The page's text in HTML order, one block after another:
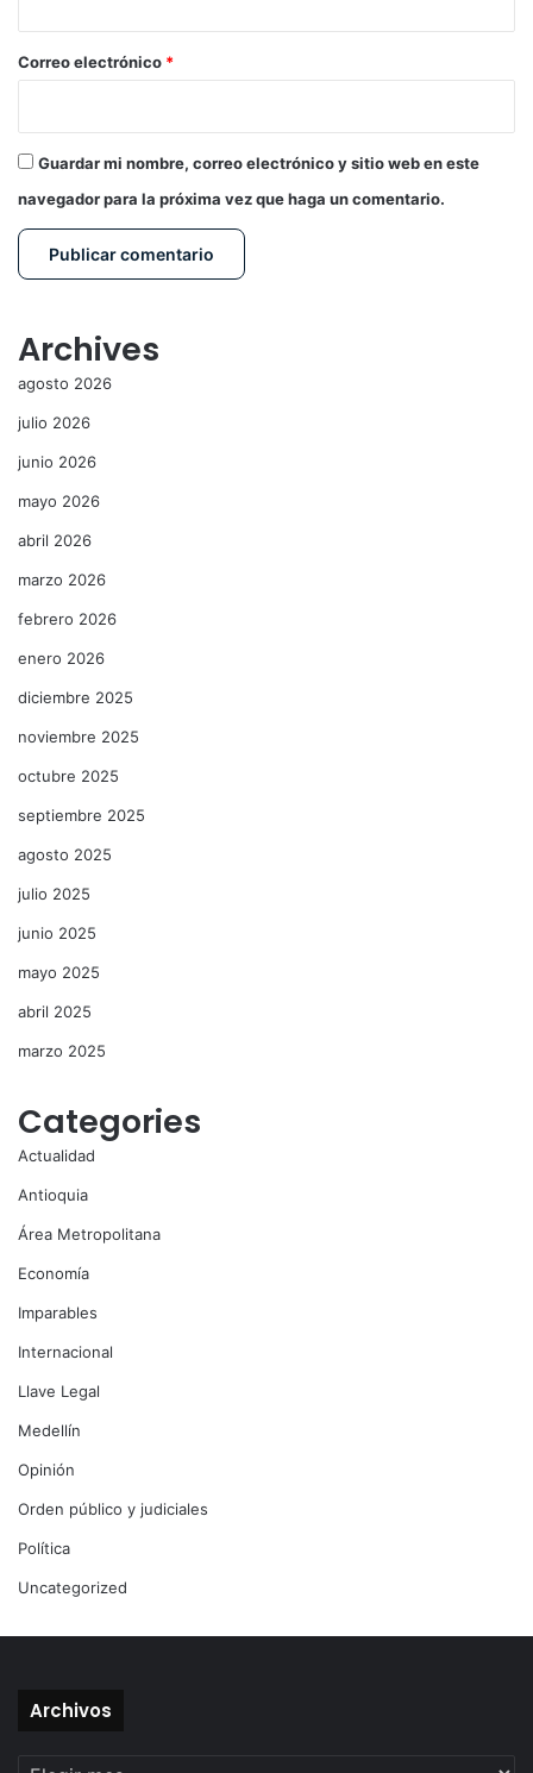
*
Correo electrónico *
Guardar mi nombre, correo electrónico y sitio web en este
navegador para la próxima vez que haga un comentario.
Archives
agosto 2026
julio 2026
junio 2026
mayo 2026
abril 2026
marzo 2026
febrero 2026
enero 2026
diciembre 2025
noviembre 2025
octubre 2025
septiembre 2025
agosto 2025
julio 2025
junio 2025
mayo 2025
abril 2025
marzo 2025
Categories
Actualidad
Antioquia
Área Metropolitana
Economía
Imparables
Internacional
Llave Legal
Medellín
Opinión
Orden público y judiciales
Política
Uncategorized
Archivos